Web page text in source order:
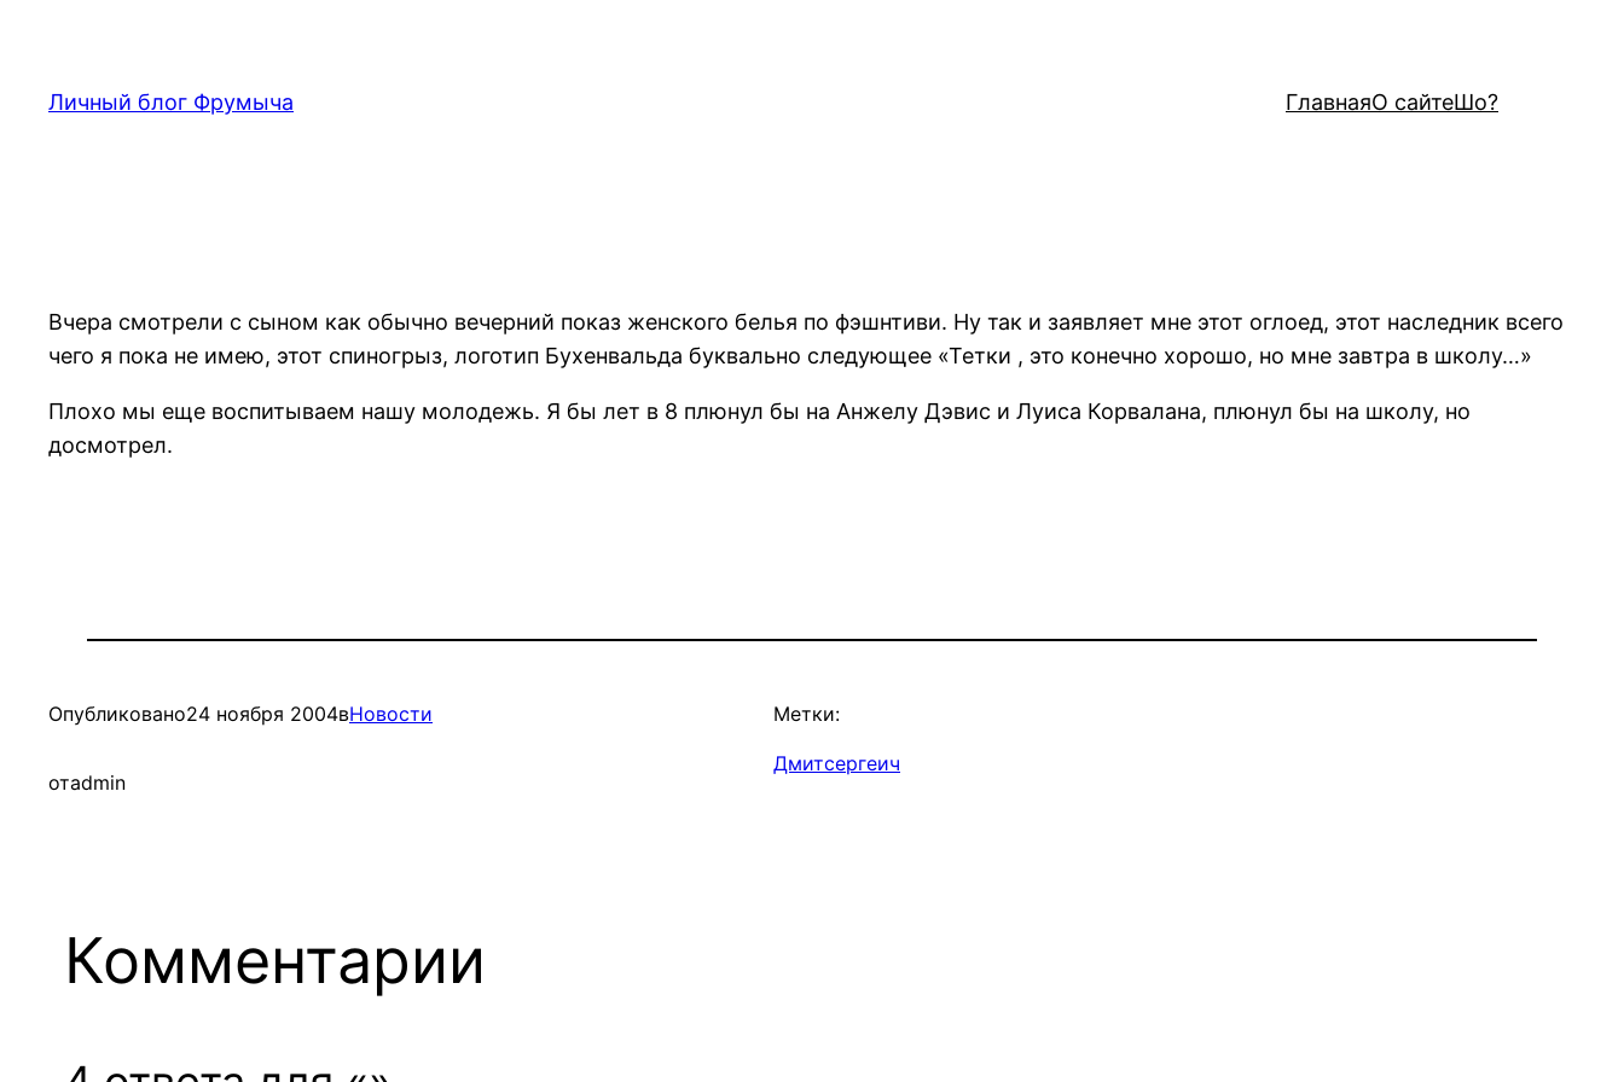
содержимому
Личный блог Фрумыча ГлавнаяО сайтеШо?
Вчера смотрели с сыном как обычно вечерний показ женского белья по фэшнтиви. Ну так и заявляет мне этот оглоед, этот наследник всего
чего я пока не имею, этот спиногрыз, логотип Бухенвальда буквально следующее «Тетки , это конечно хорошо, но мне завтра в школу…»
Плохо мы еще воспитываем нашу молодежь. Я бы лет в 8 плюнул бы на Анжелу Дэвис и Луиса Корвалана, плюнул бы на школу, но
досмотрел.
Опубликовано24 ноября 2004вНовости
отadmin
Метки:
Дмитсергеич
Комментарии